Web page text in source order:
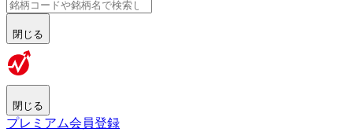
閉じる
閉じる
プレミアム会員登録